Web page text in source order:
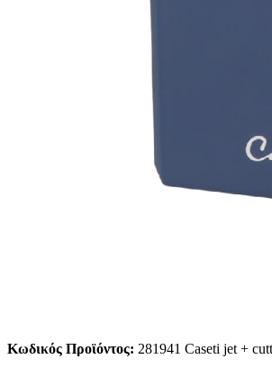
Κωδικός Προϊόντος: 281941 Caseti jet +